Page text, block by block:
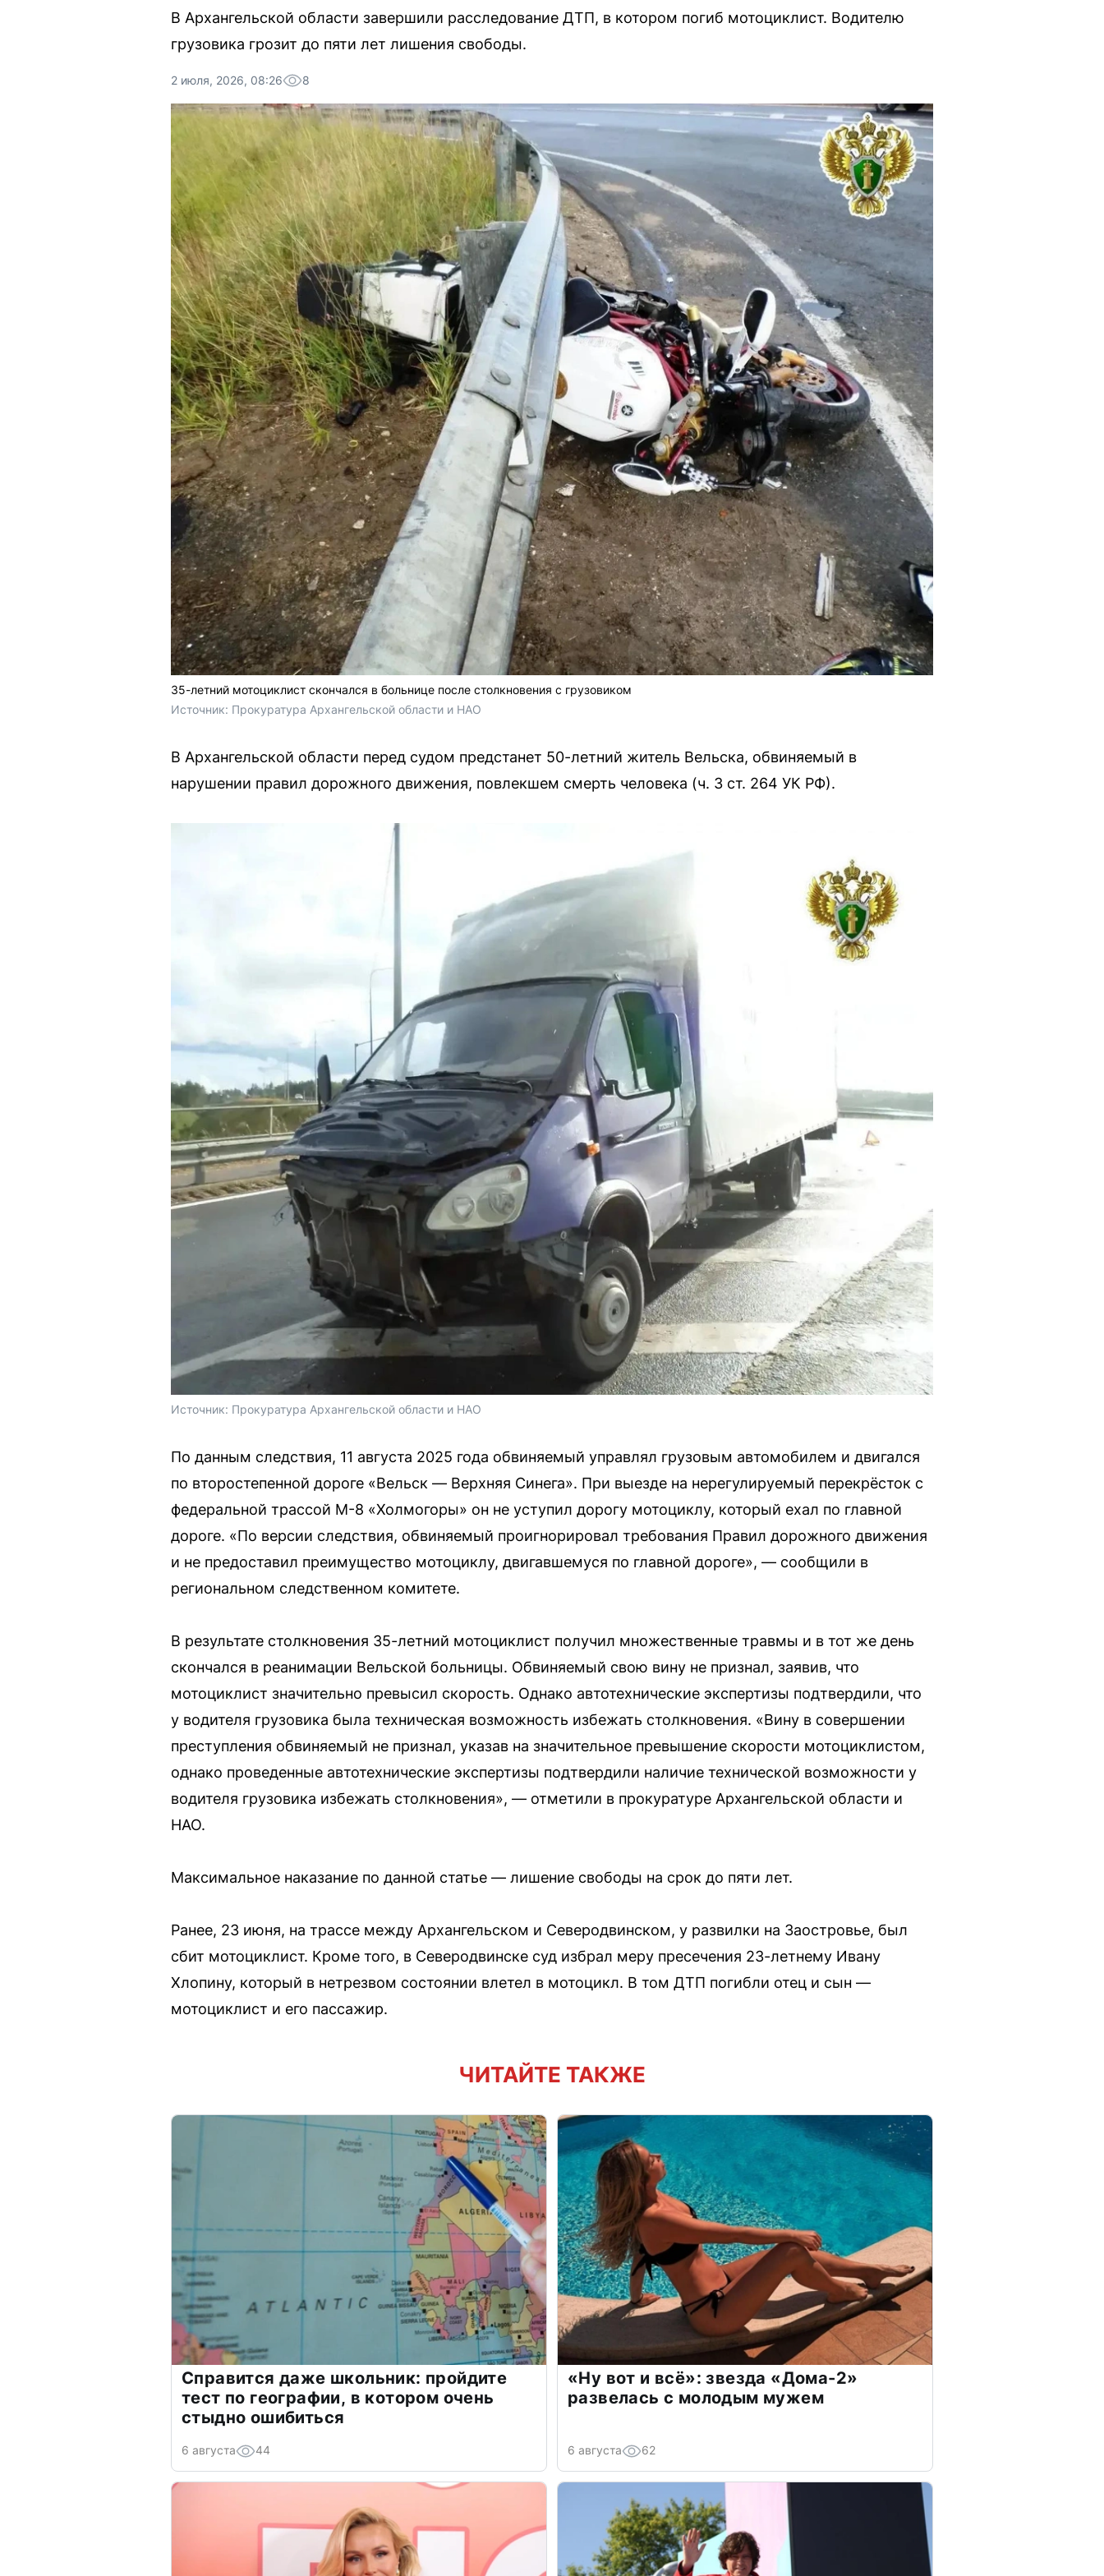
В Архангельской области завершили расследование ДТП, в котором погиб мотоциклист. Водителю
грузовика грозит до пяти лет лишения свободы.
2 июля, 2026, 08:26 8
35-летний мотоциклист скончался в больнице после столкновения с грузовиком
Источник: Прокуратура Архангельской области и НАО
В Архангельской области перед судом предстанет 50-летний житель Вельска, обвиняемый в
нарушении правил дорожного движения, повлекшем смерть человека (ч. 3 ст. 264 УК РФ).
Источник: Прокуратура Архангельской области и НАО
По данным следствия, 11 августа 2025 года обвиняемый управлял грузовым автомобилем и двигался
по второстепенной дороге «Вельск — Верхняя Синега». При выезде на нерегулируемый перекрёсток с
федеральной трассой М-8 «Холмогоры» он не уступил дорогу мотоциклу, который ехал по главной
дороге. «По версии следствия, обвиняемый проигнорировал требования Правил дорожного движения
и не предоставил преимущество мотоциклу, двигавшемуся по главной дороге», — сообщили в
региональном следственном комитете.
В результате столкновения 35-летний мотоциклист получил множественные травмы и в тот же день
скончался в реанимации Вельской больницы. Обвиняемый свою вину не признал, заявив, что
мотоциклист значительно превысил скорость. Однако автотехнические экспертизы подтвердили, что
у водителя грузовика была техническая возможность избежать столкновения. «Вину в совершении
преступления обвиняемый не признал, указав на значительное превышение скорости мотоциклистом,
однако проведенные автотехнические экспертизы подтвердили наличие технической возможности у
водителя грузовика избежать столкновения», — отметили в прокуратуре Архангельской области и
НАО.
Максимальное наказание по данной статье — лишение свободы на срок до пяти лет.
Ранее, 23 июня, на трассе между Архангельском и Северодвинском, у развилки на Заостровье, был
сбит мотоциклист. Кроме того, в Северодвинске суд избрал меру пресечения 23-летнему Ивану
Хлопину, который в нетрезвом состоянии влетел в мотоцикл. В том ДТП погибли отец и сын —
мотоциклист и его пассажир.
ЧИТАЙТЕ ТАКЖЕ
Справится даже школьник: пройдите
тест по географии, в котором очень
стыдно ошибиться
6 августа 44
«Ну вот и всё»: звезда «Дома-2»
развелась с молодым мужем
6 августа 62